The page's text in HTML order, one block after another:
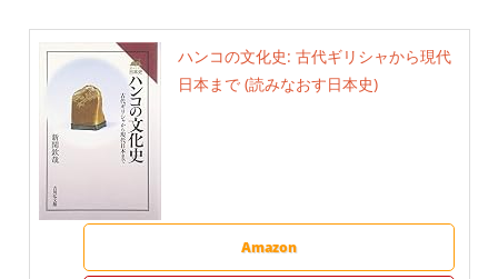
ハンコの文化史: 古代ギリシャから現代
日本まで (読みなおす日本史)
Amazon